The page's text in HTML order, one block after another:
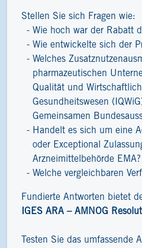
Stellen Sie sich Fragen wie:
Wie hoch war der Rabatt
Wie entwickelte sich der
Welches
pharmazeutischen
Qualität und
Gesundheitswesen
Gemeinsamen
Handelt es sich um eine
oder Exceptional
Arzneimittelbehörde EMA?
Welche vergleichbaren
Fundierte Antworten bietet
IGES ARA – AMNOG
Testen Sie das umfassende